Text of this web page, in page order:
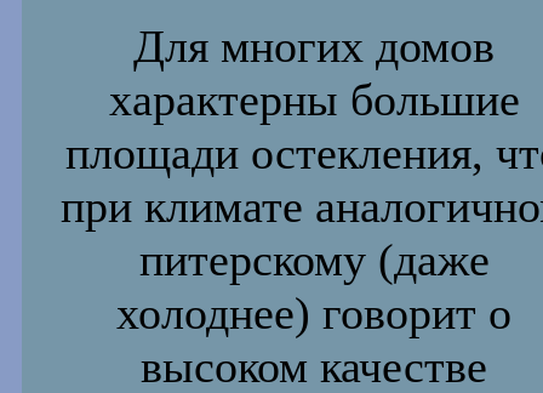
Для многих домов
характерны большие
площади остекления,
при климате
питерскому (даже
холоднее) говорит о
высоком качестве